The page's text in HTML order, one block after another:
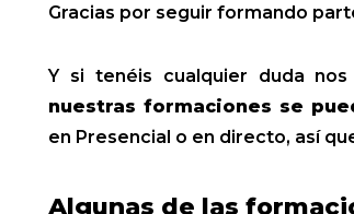
Gracias por seguir formando
Y si tenéis cualquier duda
nuestras formaciones se
en Presencial o en directo, así
Algunas de las